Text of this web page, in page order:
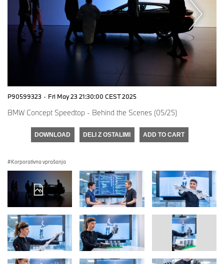
P90599323 · Fri May 23 21:30:00 CEST 2025
BMW Concept Speedtop - Behind the Scenes (05/25)
DOWNLOAD DELI Z OSTALIMI ADD TO CART
Korporativna vprašanja